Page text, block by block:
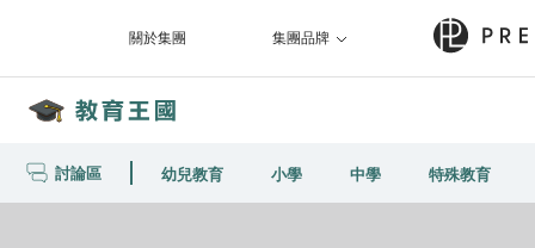
關於集團 集團品牌
討論區 幼兒教育 小學 中學 特殊教育